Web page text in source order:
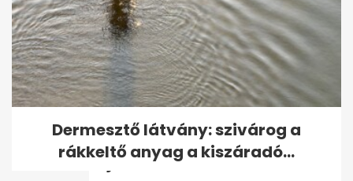
ÉLŐ: Törvényt módosít a
kormány - kormányzati
tájékoztató...
Dermesztő látvány: szivárog a
rákkeltő anyag a kiszáradó...